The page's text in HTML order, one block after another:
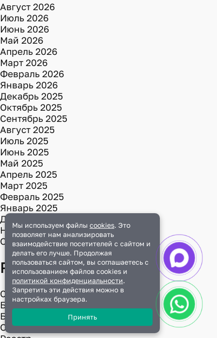
Август 2026
Июль 2026
Июнь 2026
Май 2026
Апрель 2026
Март 2026
Февраль 2026
Январь 2026
Декабрь 2025
Октябрь 2025
Сентябрь 2025
Август 2025
Июль 2025
Июнь 2025
Май 2025
Апрель 2025
Март 2025
Февраль 2025
Январь 2025
Декабрь 2024
Ноябрь 2024
Октябрь 2024
Рубрики
Cертификаты
Без рубрики
Блог
Обучение
Мы используем файлы cookies. Это
позволяет нам анализировать
взаимодействие посетителей с сайтом и
делать его лучше. Продолжая
пользоваться сайтом, вы соглашаетесь с
использованием файлов cookies и
политикой конфиденциальности.
Запретить эти действия можно в
настройках браузера.
Принять